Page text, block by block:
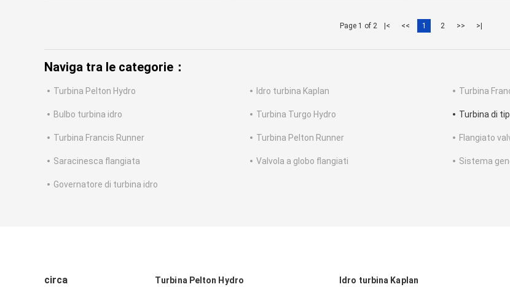
Page 1 of 2 |< << 1 2 >> >|
Naviga tra le categorie：
Turbina Pelton Hydro Idro turbina Kaplan Turbina
Bulbo turbina idro Turbina Turgo Hydro Turbina di
Turbina Francis Runner Turbina Pelton Runner Flangiato
Saracinesca flangiata Valvola a globo flangiati Sistema
Governatore di turbina idro
circa Turbina Pelton Hydro Idro turbina Kaplan